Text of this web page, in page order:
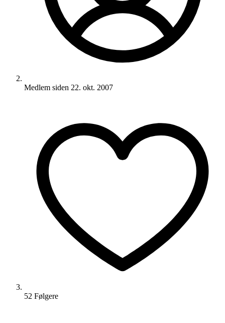
Medlem siden 22. okt. 2007
52 Følgere